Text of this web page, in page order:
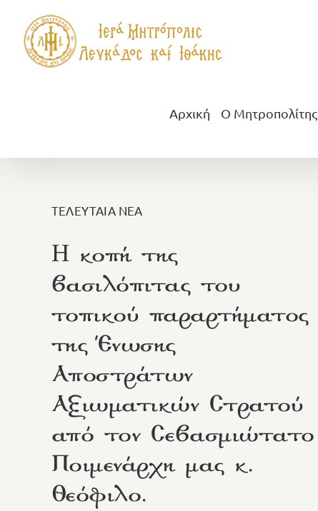
περιεχόμενο
Αρχική Ο Μητροπολίτης
ΤΕΛΕΥΤΑΙΑ ΝΕΑ
H κοπή της
βασιλόπιτας του
τοπικού παραρτήματος
της Ένωσης
Αποστράτων
Αξιωματικών Στρατού
από τον Σεβασμιώτατο
Ποιμενάρχη μας κ.
Θεόφιλο.